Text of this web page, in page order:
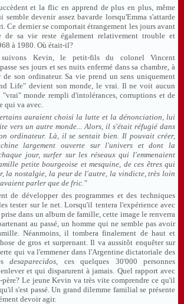
et la flic en apprend de plus en plus, même
semble devenir assez bavarde lorsqu'Emma s'attarde
Ce dernier se comportait étrangement les jours avant
de sa vie reste également relativement trouble et
à 1980. Où était-il?
suivons Kevin, le petit-fils du colonel Vincent
ses jours et ses nuits enfermé dans sa chambre, à
son ordinateur. Sa vie prend un sens uniquement
Life" devient son monde, le vrai. Il ne voit aucun
monde rempli d'intolérances, corruptions et de
qui va avec.
auraient choisi la lutte et la dénonciation, lui
vers un autre monde... Alors, il s'était réfugié dans
ordinateur. Là, il se sentait bien. Il pouvait créer,
largement ouverte sur l'univers et dont la
jour, surfer sur les réseaux qui l'emmenaient
petite bourgeoise et mesquine, de ces êtres qui
la nostalgie, la peur de l'autre, la vindicte, très loin
parler que de fric."
de développer des programmes et des techniques
tester sur le net. Lorsqu'il tentera l'expérience avec
dans un album de famille, cette image le renverra
au passé, un homme qui ne semble pas avoir
Néanmoins, il tombera finalement de haut et
de gros et surprenant. Il va aussitôt enquêter sur
qui va l'emmener dans l'Argentine dictatoriale des
desaparecidos, ces quelques 30'000 personnes
et qui disparurent à jamais. Quel rapport avec
père? Le jeune Kevin va très vite comprendre ce qu'il
s'est passé. Un grand dilemme familial se présente
devoir agir.